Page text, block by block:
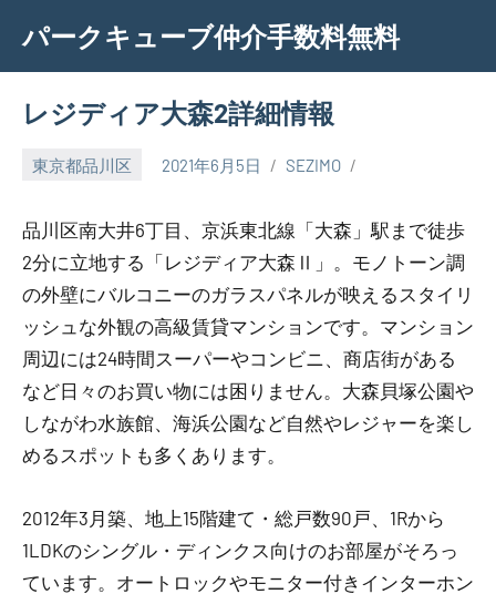
content
パークキューブ仲介手数料無料
レジディア大森2詳細情報
東京都品川区 2021年6月5日 SEZIMO
品川区南大井6丁目、京浜東北線「大森」駅まで徒歩
2分に立地する「レジディア大森Ⅱ」。モノトーン調
の外壁にバルコニーのガラスパネルが映えるスタイリ
ッシュな外観の高級賃貸マンションです。マンション
周辺には24時間スーパーやコンビニ、商店街がある
など日々のお買い物には困りません。大森貝塚公園や
しながわ水族館、海浜公園など自然やレジャーを楽し
めるスポットも多くあります。
2012年3月築、地上15階建て・総戸数90戸、1Rから
1LDKのシングル・ディンクス向けのお部屋がそろっ
ています。オートロックやモニター付きインターホン